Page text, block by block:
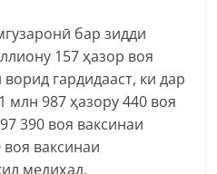
бар зидди
157 ҳазор воя
гардидааст, ки дар
987 ҳазору 440 воя
390 воя ваксинаи
ваксинаи
медиҳад.